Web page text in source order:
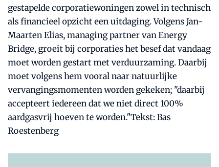
gestapelde corporatiewoningen zowel in technisch
als financieel opzicht een uitdaging. Volgens Jan-
Maarten Elias, managing partner van Energy
Bridge, groeit bij corporaties het besef dat vandaag
moet worden gestart met verduurzaming. Daarbij
moet volgens hem vooral naar natuurlijke
vervangingsmomenten worden gekeken; "daarbij
accepteert iedereen dat we niet direct 100%
aardgasvrij hoeven te worden."Tekst: Bas
Roestenberg